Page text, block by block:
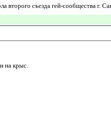
съезда гей-сообщества г.
на крыс.